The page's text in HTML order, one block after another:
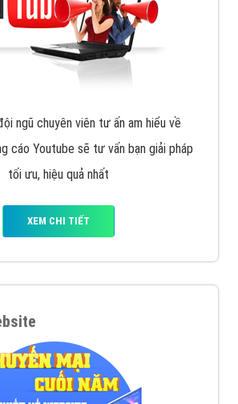
ngũ chuyên viên tư ấn am hiểu về
cáo Youtube sẽ tư vấn bạn giải pháp
tối ưu, hiệu quả nhất
XEM CHI TIẾT